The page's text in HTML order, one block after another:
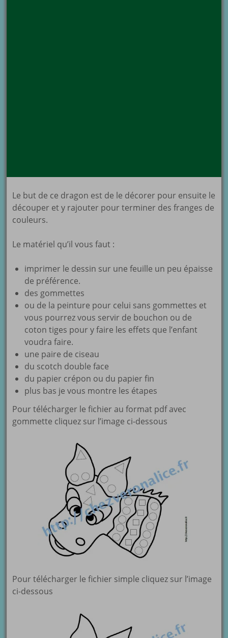
Le but de ce dragon est de le décorer pour ensuite le
découper et y rajouter pour terminer des franges de
couleurs.
Le matériel qu’il vous faut :
imprimer le dessin sur une feuille un peu épaisse
de préférence.
des gommettes
ou de la peinture pour celui sans gommettes et
vous pourrez vous servir de bouchon ou de
coton tiges pour y faire les effets que l’enfant
voudra faire.
une paire de ciseau
du scotch double face
du papier crépon ou du papier fin
plus bas je vous montre les étapes
Pour télécharger le fichier au format pdf avec
gommette cliquez sur l’image ci-dessous
Pour télécharger le fichier simple cliquez sur l’image
ci-dessous